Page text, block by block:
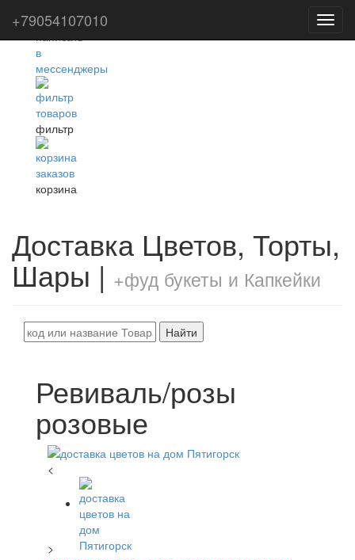
фильтр
корзина
Доставка Цветов, Торты,
Шары | +фуд букеты и Капкейки
Найти
Ревиваль/розы
розовые
<
>
+79054107010